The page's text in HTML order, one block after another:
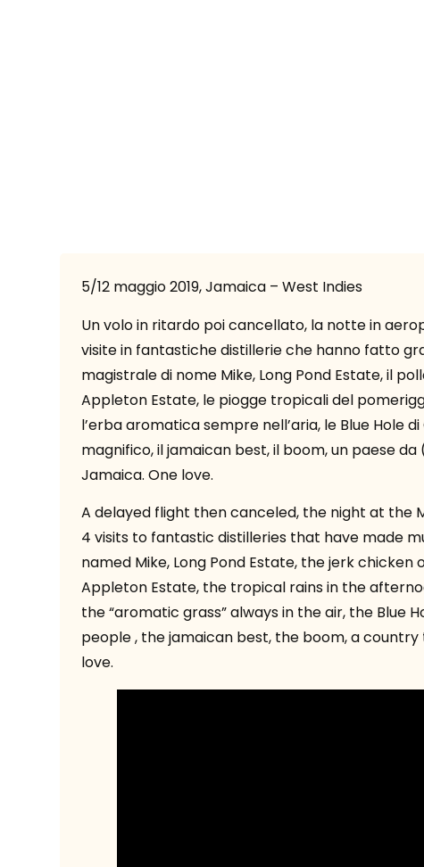
5/12 maggio 2019, Jamaica – West Indies
Un volo in ritardo poi cancellato, la notte in
visite in fantastiche distillerie che hanno fatto
magistrale di nome Mike, Long Pond Estate, il
Appleton Estate, le piogge tropicali del
l’erba aromatica sempre nell’aria, le Blue Hole
magnifico, il jamaican best, il boom, un paese
Jamaica. One love.
A delayed flight then canceled, the night at the
4 visits to fantastic distilleries that have made
named Mike, Long Pond Estate, the jerk chicken
Appleton Estate, the tropical rains in the
the “aromatic grass” always in the air, the Blue
people , the jamaican best, the boom, a
love.